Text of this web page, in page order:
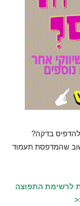
בדקה?
שהמדפסת תעמוד
לרשימת התפוצה